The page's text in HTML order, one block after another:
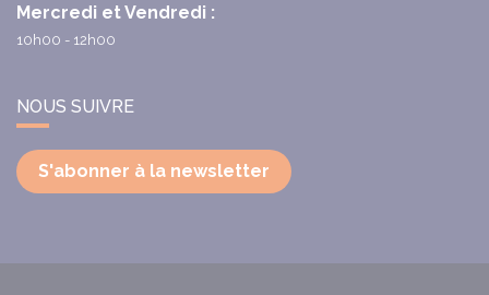
Mercredi et Vendredi :
10h00 - 12h00
NOUS SUIVRE
S'abonner à la newsletter